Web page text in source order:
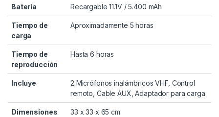
Batería Recargable 11.1V / 5.400 mAh
Tiempo de
carga
Aproximadamente 5 horas
Tiempo de
reproducción
Hasta 6 horas
Incluye
2 Micrófonos inalámbricos VHF, Control
remoto, Cable AUX, Adaptador para carga
Dimensiones 33 x 33 x 65 cm